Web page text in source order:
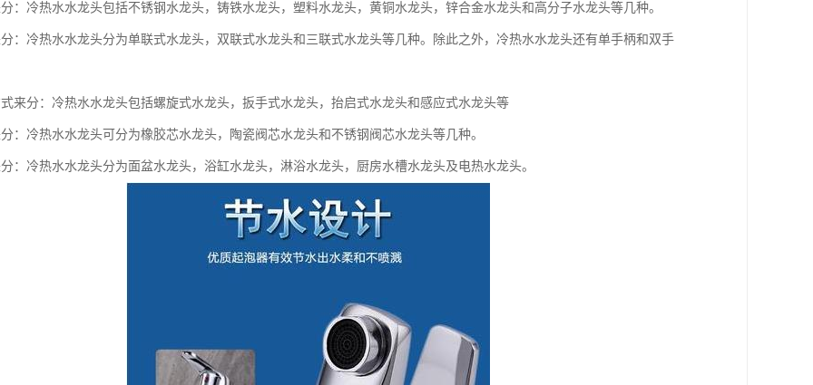
：冷热水水龙头包括不锈钢水龙头，铸铁水龙头，塑料水龙头，黄铜水龙头，锌合金水龙头和高分子水龙头等几种。
：冷热水水龙头分为单联式水龙头，双联式水龙头和三联式水龙头等几种。除此之外，冷热水水龙头还有单手柄和双手
来分：冷热水水龙头包括螺旋式水龙头，扳手式水龙头，抬启式水龙头和感应式水龙头等
：冷热水水龙头可分为橡胶芯水龙头，陶瓷阀芯水龙头和不锈钢阀芯水龙头等几种。
：冷热水水龙头分为面盆水龙头，浴缸水龙头，淋浴水龙头，厨房水槽水龙头及电热水龙头。